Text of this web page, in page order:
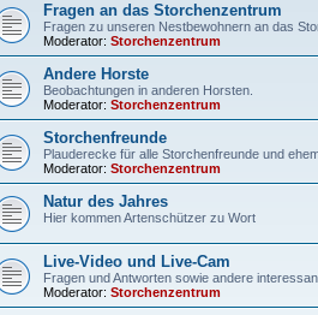
Fragen an das Storchenzentrum
Fragen zu unseren Nestbewohnern an das
Moderator: Storchenzentrum
Andere Horste
Beobachtungen in anderen Horsten.
Moderator: Storchenzentrum
Storchenfreunde
Plauderecke für alle Storchenfreunde und
Moderator: Storchenzentrum
Natur des Jahres
Hier kommen Artenschützer zu Wort
Live-Video und Live-Cam
Fragen und Antworten sowie andere
Moderator: Storchenzentrum